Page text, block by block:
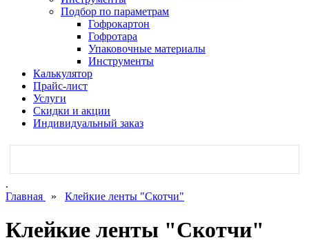
Подбор по параметрам
Гофрокартон
Гофротара
Упаковочные материалы
Инструменты
Калькулятор
Прайс-лист
Услуги
Скидки и акции
Индивидуальный заказ
.
Главная
» Клейкие ленты "Скотчи"
Клейкие ленты "Скотчи"